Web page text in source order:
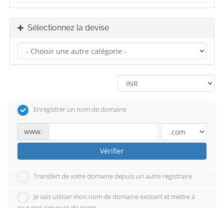
Sélectionnez la devise
Enregistrer un nom de domaine
www.
Vérifier
Transfert de votre domaine depuis un autre registraire
Je vais utiliser mon nom de domaine existant et mettre à